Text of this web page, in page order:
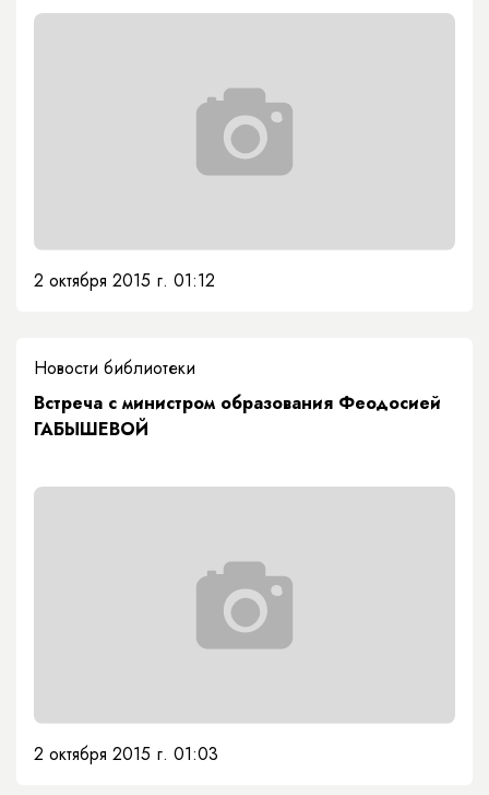
2 октября 2015 г. 01:12
Новости библиотеки
Встреча с министром образования Феодосией
ГАБЫШЕВОЙ
2 октября 2015 г. 01:03